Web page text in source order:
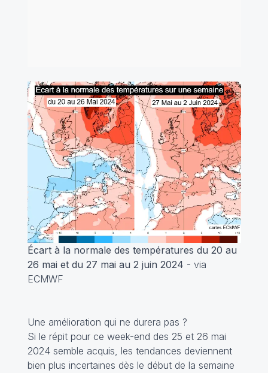
Écart à la normale des températures du 20 au
26 mai et du 27 mai au 2 juin 2024 - via
ECMWF
Une amélioration qui ne durera pas ?
Si le répit pour ce week-end des 25 et 26 mai
2024 semble acquis, les tendances deviennent
bien plus incertaines dès le début de la semaine